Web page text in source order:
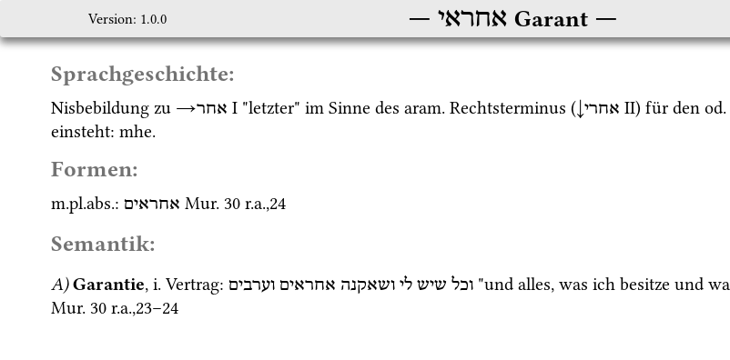
אחראי Garant
Version: 1.0.0
Sprachgeschichte:
Nisbebildung zu →אחר ‎ I "letzter" im Sinne des aram. Rechtsterminus ( אחרי ‎ II) für den od.
einsteht: mhe.
Formen:
m.pl.abs.: אחראים Mur. 30 r.a.,24
Semantik:
A)Garantie, i. Vertrag: וכל שיש לי ושאקנה אחראים וערבים
Mur. 30 r.a.,23–24